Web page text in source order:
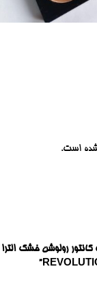
است.
کانتور رولوشن خشک الترا